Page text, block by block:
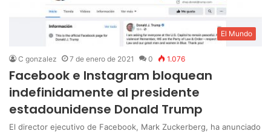
El Mundo
C gonzalez 7 de enero de 2021 0 1.076
Facebook e Instagram bloquean
indefinidamente al presidente
estadounidense Donald Trump
El director ejecutivo de Facebook, Mark Zuckerberg, ha anunciado